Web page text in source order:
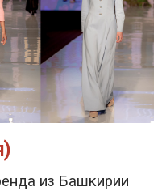
из Башкирии